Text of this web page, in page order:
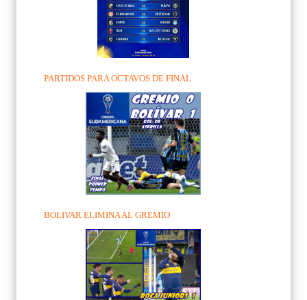
PARTIDOS PARA OCTAVOS DE FINAL
BOLIVAR ELIMINA AL GREMIO